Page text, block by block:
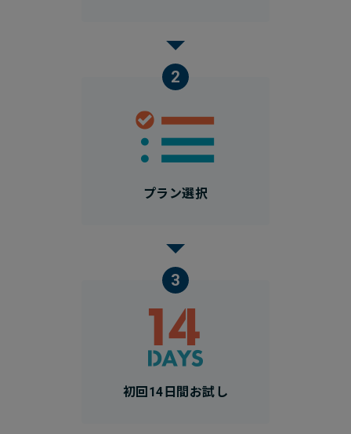
2
プラン選択
3
初回14日間お試し